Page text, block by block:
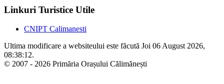
Linkuri Turistice Utile
CNIPT Calimanesti
Ultima modificare a websiteului este făcută Joi 06 August 2026,
08:38:12.
© 2007 - 2026 Primăria Orașului Călimănești